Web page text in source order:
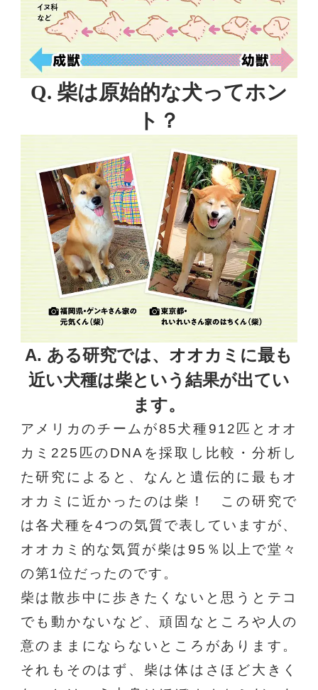
Q. 柴は原始的な犬ってホン
ト？
A. ある研究では、オオカミに最も
近い犬種は柴という結果が出てい
ます。
アメリカのチームが85犬種912匹とオオ
カミ225匹のDNAを採取し比較・分析し
た研究によると、なんと遺伝的に最もオ
オカミに近かったのは柴！ この研究で
は各犬種を4つの気質で表していますが、
オオカミ的な気質が柴は95％以上で堂々
の第1位だったのです。
柴は散歩中に歩きたくないと思うとテコ
でも動かないなど、頑固なところや人の
意のままにならないところがあります。
それもそのはず、柴は体はさほど大きく